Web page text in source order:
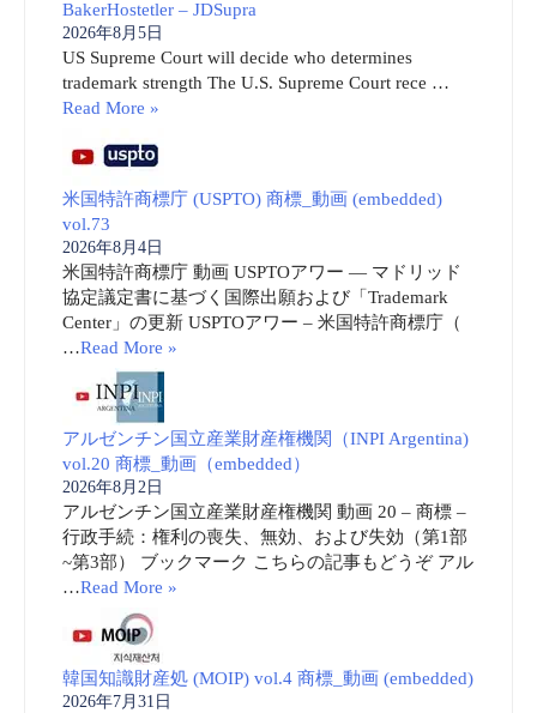
BakerHostetler – JDSupra
2026年8月5日
US Supreme Court will decide who determines
trademark strength The U.S. Supreme Court rece …
Read More »
米国特許商標庁 (USPTO) 商標_動画 (embedded)
vol.73
2026年8月4日
米国特許商標庁 動画 USPTOアワー ― マドリッド
協定議定書に基づく国際出願および「Trademark
Center」の更新 USPTOアワー – 米国特許商標庁（
…Read More »
アルゼンチン国立産業財産権機関（INPI Argentina)
vol.20 商標_動画（embedded）
2026年8月2日
アルゼンチン国立産業財産権機関 動画 20 – 商標 –
行政手続：権利の喪失、無効、および失効（第1部
~第3部） ブックマーク こちらの記事もどうぞ アル
…Read More »
韓国知識財産処 (MOIP) vol.4 商標_動画 (embedded)
2026年7月31日